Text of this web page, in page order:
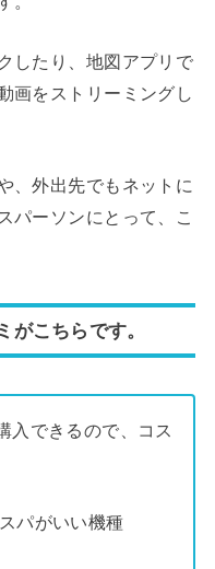
したり、地図アプリで
画をストリーミングし
、外出先でもネットに
パーソンにとって、こ
がこちらです。
入できるので、コス
パがいい機種